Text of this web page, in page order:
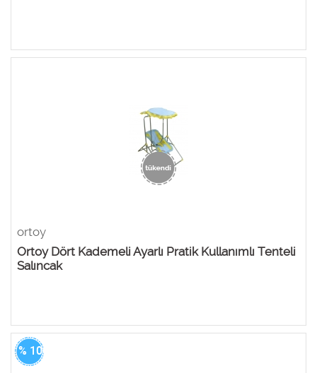
ortoy
Ortoy Dört Kademeli Ayarlı Pratik Kullanımlı Tenteli
Salıncak
% 100